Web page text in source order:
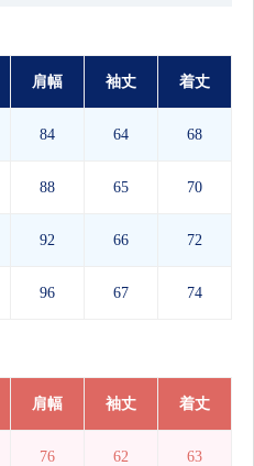
肩幅 袖丈 着丈
84 64 68
88 65 70
92 66 72
96 67 74
肩幅 袖丈 着丈
76 62 63